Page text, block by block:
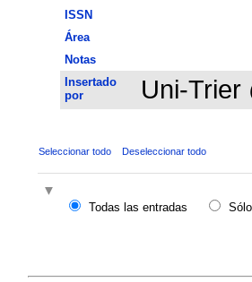
ISSN
Área
Notas
Insertado
por
Uni-Trier
Seleccionar todo Deseleccionar todo
Todas las entradas